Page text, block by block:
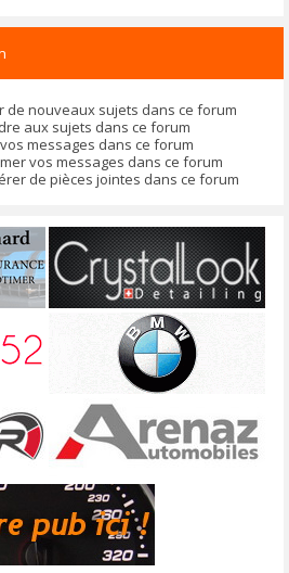
de nouveaux sujets dans ce forum
aux sujets dans ce forum
messages dans ce forum
vos messages dans ce forum
de pièces jointes dans ce forum